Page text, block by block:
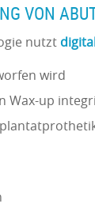
VON
nutzt
wird
Wax-up